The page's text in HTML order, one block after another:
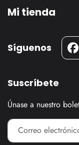
Mi tienda
Síguenos
Suscríbete
Únase a nuestro
Correo